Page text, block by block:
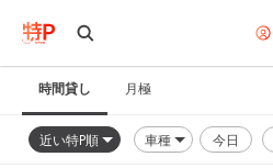
時間貸し 月極
近い特P順 車種 今日